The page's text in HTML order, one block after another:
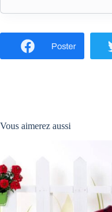
Poster
Vous aimerez aussi